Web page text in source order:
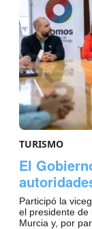
TURISMO
El
Participó la
el presidente de
Murcia y, por